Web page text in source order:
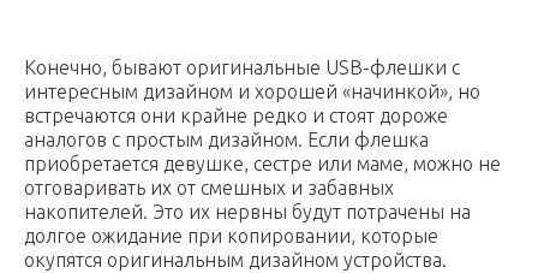
Конечно, бывают оригинальные USB-флешки с
интересным дизайном и хорошей «начинкой», но
встречаются они крайне редко и стоят дороже
аналогов с простым дизайном. Если флешка
приобретается девушке, сестре или маме, можно не
отговаривать их от смешных и забавных
накопителей. Это их нервны будут потрачены на
долгое ожидание при копировании, которые
окупятся оригинальным дизайном устройства.